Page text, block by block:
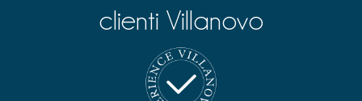
clienti Villanovo